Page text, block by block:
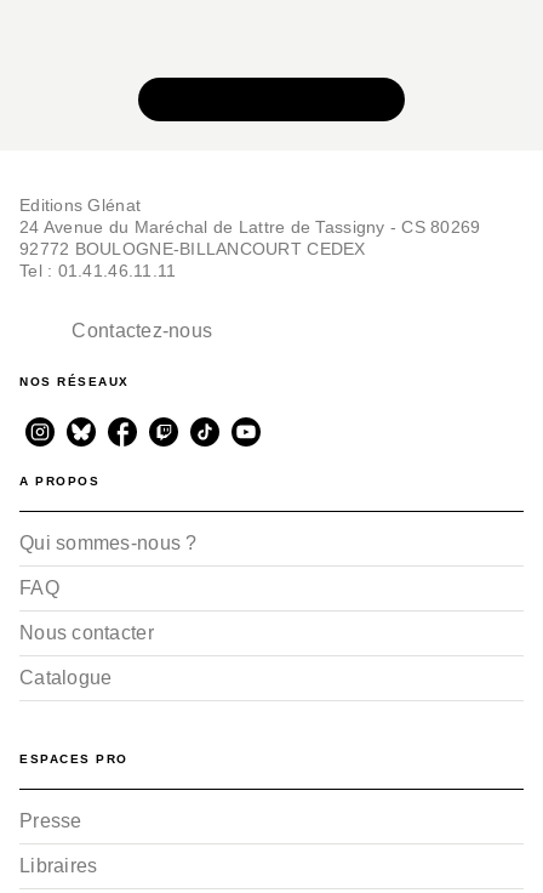
Editions Glénat
24 Avenue du Maréchal de Lattre de Tassigny - CS 80269
92772 BOULOGNE-BILLANCOURT CEDEX
Tel : 01.41.46.11.11
Contactez-nous
NOS RÉSEAUX
A PROPOS
Qui sommes-nous ?
FAQ
Nous contacter
Catalogue
ESPACES PRO
Presse
Libraires